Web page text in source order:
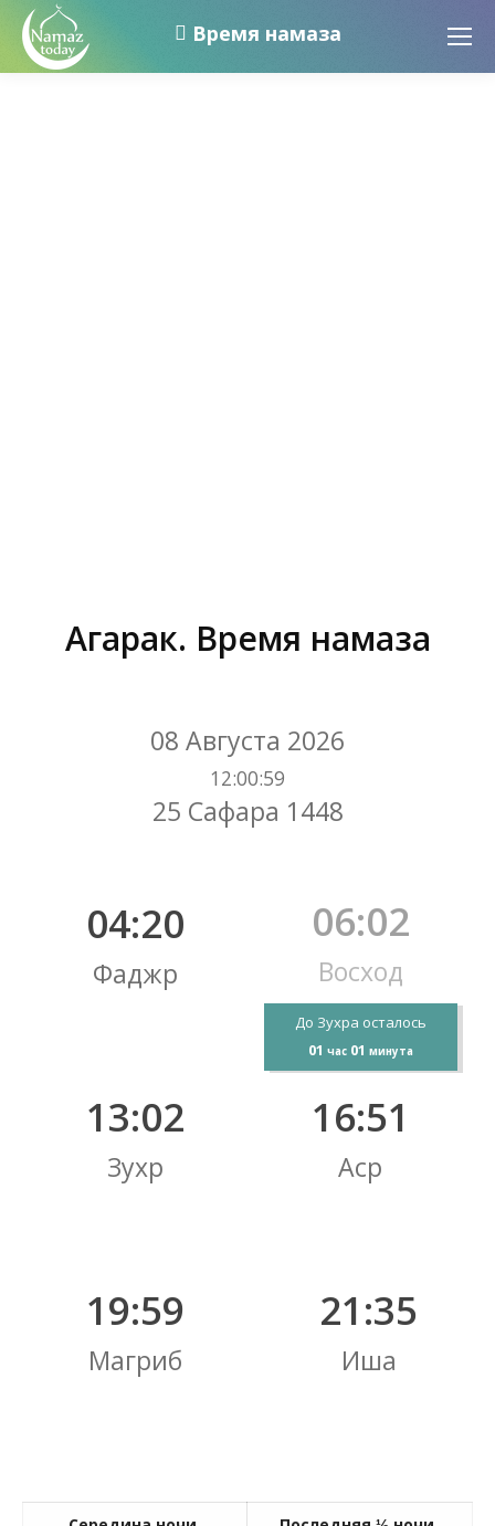
Время намаза
Агарак. Время намаза
08 Августа 2026
12:01:00
25 Сафара 1448
04:20
Фаджр
06:02
Восход
До Зухра осталось
01 час 01 минута
13:02
Зухр
16:51
Аср
19:59
Магриб
21:35
Иша